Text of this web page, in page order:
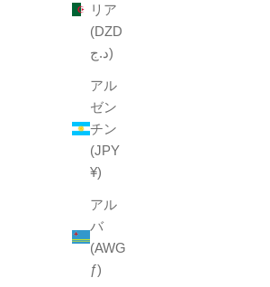
リア
(DZD
د.ج)
アル
ゼン
チン
(JPY
¥)
アル
バ
(AWG
ƒ)